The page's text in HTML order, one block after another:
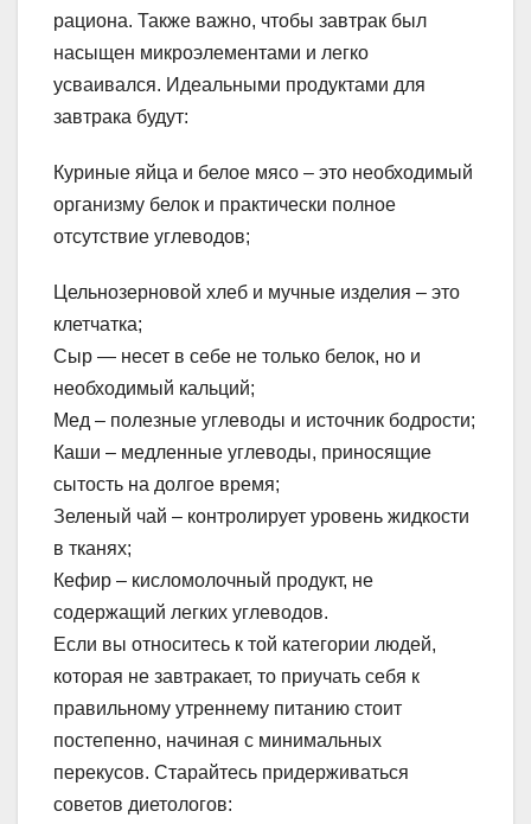
рациона. Также важно, чтобы завтрак был
насыщен микроэлементами и легко
усваивался. Идеальными продуктами для
завтрака будут:
Куриные яйца и белое мясо – это необходимый
организму белок и практически полное
отсутствие углеводов;
Цельнозерновой хлеб и мучные изделия – это
клетчатка;
Сыр — несет в себе не только белок, но и
необходимый кальций;
Мед – полезные углеводы и источник бодрости;
Каши – медленные углеводы, приносящие
сытость на долгое время;
Зеленый чай – контролирует уровень жидкости
в тканях;
Кефир – кисломолочный продукт, не
содержащий легких углеводов.
Если вы относитесь к той категории людей,
которая не завтракает, то приучать себя к
правильному утреннему питанию стоит
постепенно, начиная с минимальных
перекусов. Старайтесь придерживаться
советов диетологов: